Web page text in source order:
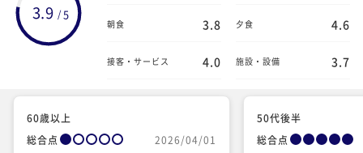
3.9 /5
朝食 3.8 夕食 4.6
接客・サービス 4.0 施設・設備 3.7
60歳以上
総合点
2026/04/01
50代後半
総合点